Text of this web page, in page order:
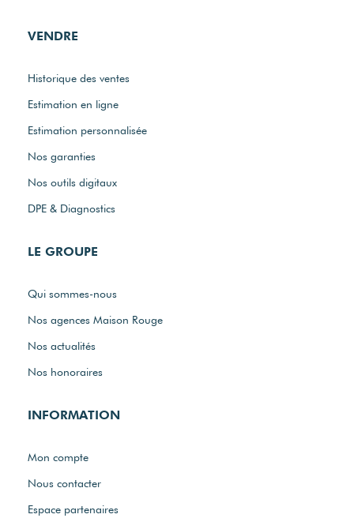
VENDRE
Historique des ventes
Estimation en ligne
Estimation personnalisée
Nos garanties
Nos outils digitaux
DPE & Diagnostics
LE GROUPE
Qui sommes-nous
Nos agences Maison Rouge
Nos actualités
Nos honoraires
INFORMATION
Mon compte
Nous contacter
Espace partenaires